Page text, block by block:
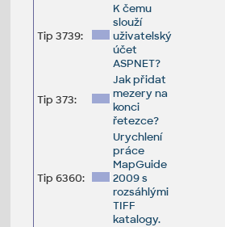
Tip 3739:
K čemu
slouží
uživatelský
účet
ASPNET?
Tip 373:
Jak přidat
mezery na
konci
řetezce?
Tip 6360:
Urychlení
práce
MapGuide
2009 s
rozsáhlými
TIFF
katalogy.